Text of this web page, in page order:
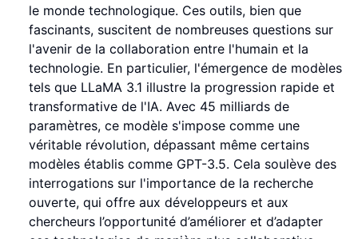
le monde technologique. Ces outils, bien que
fascinants, suscitent de nombreuses questions sur
l'avenir de la collaboration entre l'humain et la
technologie. En particulier, l'émergence de modèles
tels que LLaMA 3.1 illustre la progression rapide et
transformative de l'IA. Avec 45 milliards de
paramètres, ce modèle s'impose comme une
véritable révolution, dépassant même certains
modèles établis comme GPT-3.5. Cela soulève des
interrogations sur l'importance de la recherche
ouverte, qui offre aux développeurs et aux
chercheurs l’opportunité d’améliorer et d’adapter